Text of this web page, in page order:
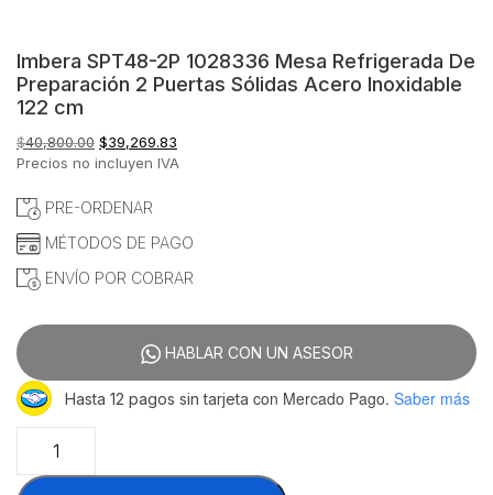
Imbera SPT48-2P 1028336 Mesa Refrigerada De
Preparación 2 Puertas Sólidas Acero Inoxidable
122 cm
$40,800.00 El
precio
era:
$39,269.83
precio
Precios no incluyen IVA
PRE-ORDENAR
MÉTODOS DE PAGO
ENVÍO POR COBRAR
HABLAR CON UN ASESOR
Hasta 12 pagos sin tarjeta con Mercado Pago. Saber más
SPT48-
2P